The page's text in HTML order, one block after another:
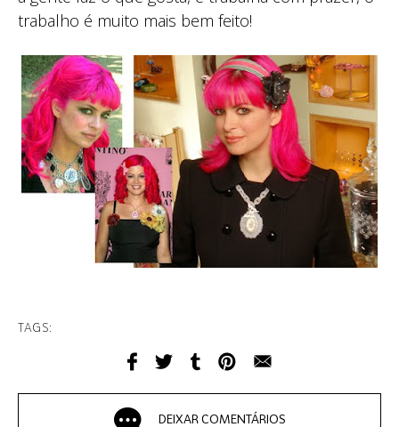
trabalho é muito mais bem feito!
TAGS:
DEIXAR COMENTÁRIOS